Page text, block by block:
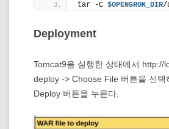
tar -C $OPENGROK_DIR/
Deployment
Tomcat9을 실행한 상태에서
deploy -> Choose File 버튼을 선
Deploy 버튼을 누른다.